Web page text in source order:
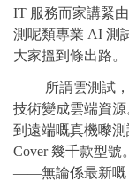
IT 服務而家講緊
測呢類專業 AI 測
大家搵到條出路。
所謂雲測試
技術變成雲端資
到遠端嘅真機嚟測
Cover 幾千款型號
——無論係最新嘅